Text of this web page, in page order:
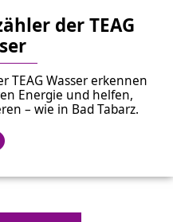
der TEAG
TEAG Wasser erkennen
Energie und helfen,
– wie in Bad Tabarz.